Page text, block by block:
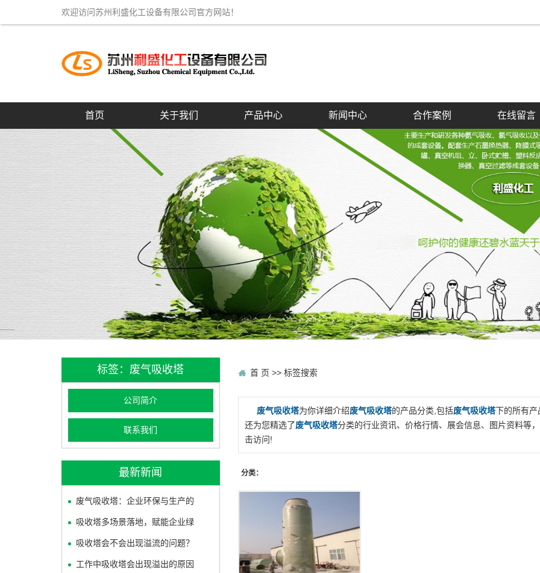
欢迎访问苏州利盛化工设备有限公司官方网站！
首页 关于我们 产品中心 新闻中心 合作案例 在线留言
标签：废气吸收塔
公司简介
联系我们
最新新闻
废气吸收塔：企业环保与生产的
吸收塔多场景落地，赋能企业绿
吸收塔会不会出现溢流的问题？
工作中吸收塔会出现溢出的原因
首 页 >> 标签搜索
废气吸收塔为你详细介绍废气吸收塔的产品分类,包括废气吸收塔下的所有产
还为您精选了废气吸收塔分类的行业资讯、价格行情、展会信息、图片资料等
击访问!
分类：